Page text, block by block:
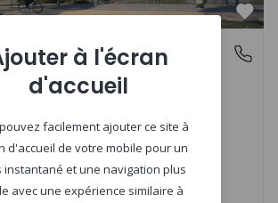
Porto JARDIM
Águas Santas, Porto
242.000 €
à l'écran
d'accueil
facilement ajouter ce site à
d'accueil de votre mobile pour un
instantané et une navigation plus
avec une expérience similaire à